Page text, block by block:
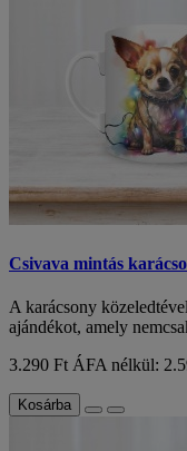
Csivava mintás
A karácsony
ajándékot, amely
3.290 Ft ÁFA nélkül:
Kosárba